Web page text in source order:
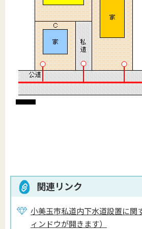
関連リンク
小美玉市私道内下水道設置に関
ィンドウが開きます）